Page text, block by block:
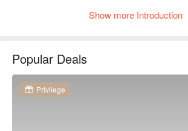
種子商旅推薦：位於鬧區，交通十分方便，
看⬇︎
Show more Introduction
Popular Deals
Privilege